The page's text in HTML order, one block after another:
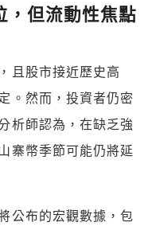
，但流動性焦點
且股市接近歷史高
。然而，投資者仍密
析師認為，在缺乏強
寨幣季節可能仍將延
公布的宏觀數據，包